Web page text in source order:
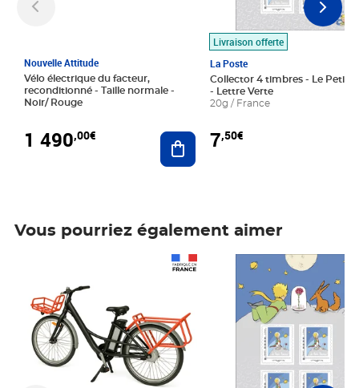
Nouvelle Attitude
Vélo électrique du facteur,
reconditionné - Taille normale -
Noir/ Rouge
1 490,00€ Ajouter au panier
Livraison offerte
La Poste
Collector 4 timbres - Le Petit
- Lettre Verte
20g / France
7,50€
Vous pourriez également aimer
Prix 7,50€